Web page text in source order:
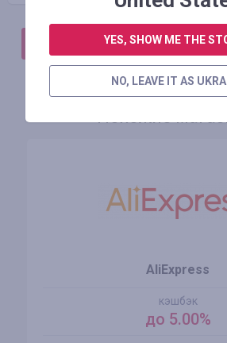
АВТОРИЗИРУЙТЕСЬ, ЧТОБЫ
Похожие
AliExpress
кэшбэк
до 5.00%
YES, SHOW ME THE
NO, LEAVE IT AS